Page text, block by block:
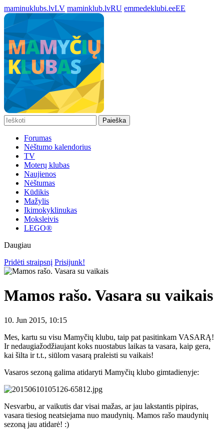
maminuklubs.lvLV maminklub.lvRU emmedeklubi.eeEE
Paieška
Forumas
Nėštumo kalendorius
TV
Moterų klubas
Naujienos
Nėštumas
Kūdikis
Mažylis
Ikimokyklinukas
Moksleivis
LEGO®
Daugiau
Pridėti straipsnį Prisijunk!
Mamos rašo. Vasara su vaikais
10. Jun 2015, 10:15
Mes, kartu su visu Mamyčių klubu, taip pat pasitinkam VASARĄ!
Ir nedaugiažodžiaujant koks nuostabus laikas ta vasara, kaip gera,
kai šilta ir t.t., siūlom vasarą praleisti su vaikais!
Vasaros sezoną galima atidaryti Mamyčių klubo gimtadienyje:
Nesvarbu, ar vaikutis dar visai mažas, ar jau lakstantis pipiras,
vasara tiesiog neatsiejama nuo maudynių. Mamos rašo maudynių
sezoną jau atidarė! :)